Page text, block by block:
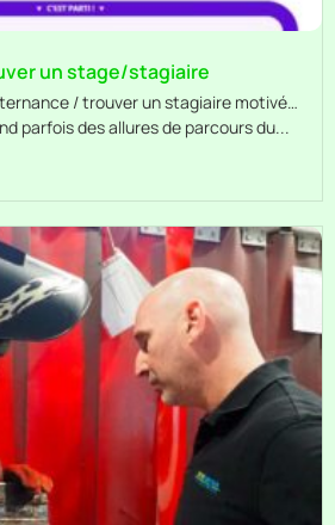
un stage/stagiaire
/ trouver un stagiaire motivé…
parfois des allures de parcours du...